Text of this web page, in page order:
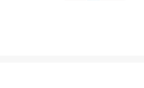
는 꿈의
지는 꿈을
감정, 예